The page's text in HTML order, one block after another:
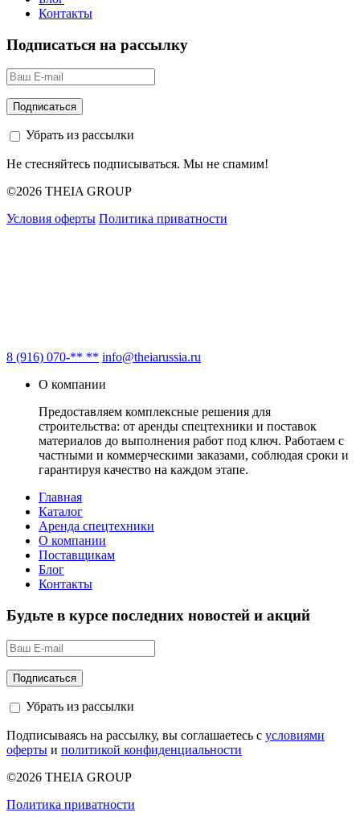
Контакты
Подписаться на рассылку
Убрать из рассылки
Не стесняйтесь подписываться. Мы не спамим!
©2026 THEIA GROUP
Условия оферты Политика приватности
8 (916) 070-** ** info@theiarussia.ru
О компании
Предоставляем комплексные решения для
строительства: от аренды спецтехники и поставок
материалов до выполнения работ под ключ. Работаем с
частными и коммерческими заказами, соблюдая сроки и
гарантируя качество на каждом этапе.
Главная
Каталог
Аренда спецтехники
О компании
Поставщикам
Блог
Контакты
Будьте в курсе последних новостей и акций
Убрать из рассылки
Подписываясь на рассылку, вы соглашаетесь с условиями
оферты и политикой конфиденциальности
©2026 THEIA GROUP
Политика приватности